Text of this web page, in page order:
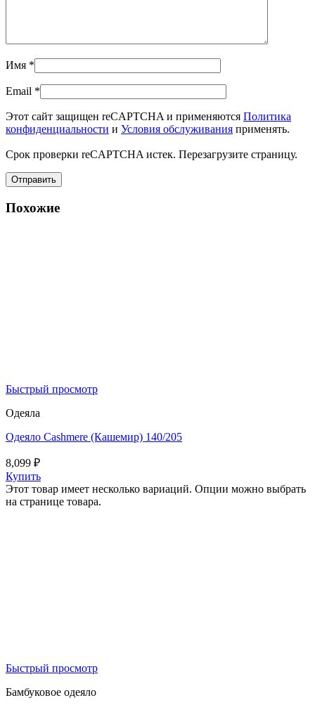
Имя *
Email *
Этот сайт защищен reCAPTCHA и применяются Политика
конфиденциальности и Условия обслуживания применять.
Срок проверки reCAPTCHA истек. Перезагрузите страницу.
Похожие
Быстрый просмотр
Одеяла
Одеяло Cashmеre (Кашемир) 140/205
8,099 ₽
Купить
Этот товар имеет несколько вариаций. Опции можно выбрать
на странице товара.
Быстрый просмотр
Бамбуковое одеяло